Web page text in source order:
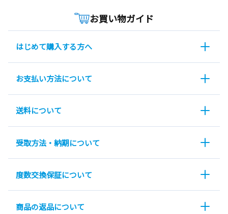
お買い物ガイド
はじめて購入する方へ
お支払い方法について
送料について
受取方法・納期について
度数交換保証について
商品の返品について